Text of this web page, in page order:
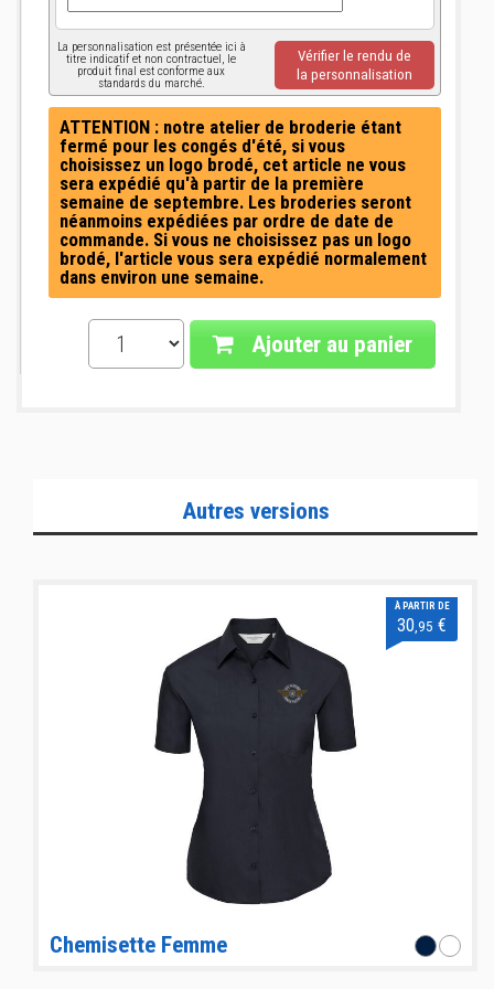
La personnalisation est présentée ici à
titre indicatif et non contractuel, le
produit final est conforme aux
standards du marché.
Vérifier le rendu de
la personnalisation
ATTENTION : notre atelier de broderie étant
fermé pour les congés d'été, si vous
choisissez un logo brodé, cet article ne vous
sera expédié qu'à partir de la première
semaine de septembre. Les broderies seront
néanmoins expédiées par ordre de date de
commande. Si vous ne choisissez pas un logo
brodé, l'article vous sera expédié normalement
dans environ une semaine.
Ajouter au panier
Autres versions
À PARTIR DE
30 ,95 €
Chemisette Femme